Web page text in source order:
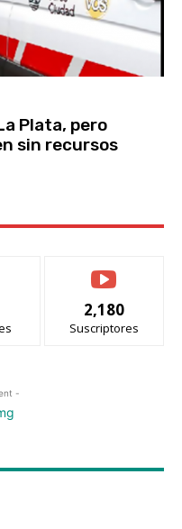
Plata, pero
sin recursos
2,180
Suscriptores
-